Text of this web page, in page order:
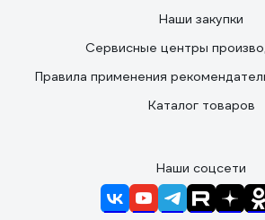
Наши закупки
Сервисные центры
Правила применения
Каталог товаров
Наши соцсети